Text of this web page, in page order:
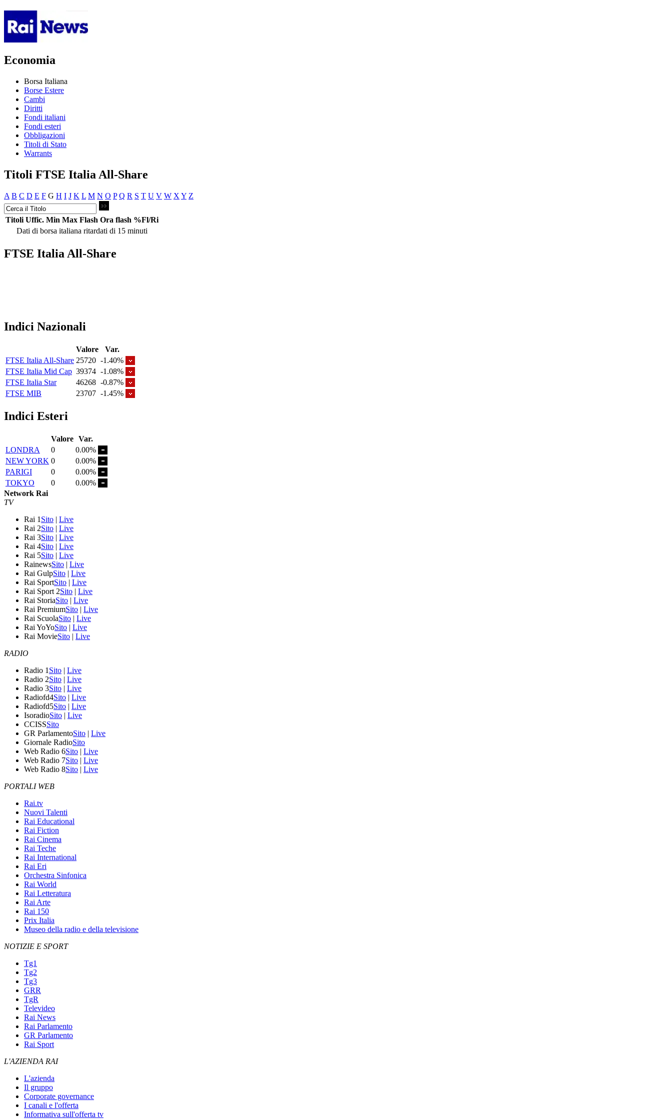
Economia
Borsa Italiana
Borse Estere
Cambi
Diritti
Fondi italiani
Fondi esteri
Obbligazioni
Titoli di Stato
Warrants
Titoli FTSE Italia All-Share
A B C D E F G H I J K L M N O P Q R S T U V W X Y Z
Titoli Uffic. Min Max Flash Ora flash %Fl/Ri
Dati di borsa italiana ritardati di 15 minuti
FTSE Italia All-Share
Indici Nazionali
Valore
Var.
FTSE Italia All-Share 25720 -1.40%
FTSE Italia Mid Cap 39374 -1.08%
FTSE Italia Star
46268 -0.87%
FTSE MIB
23707 -1.45%
Indici Esteri
Valore Var.
LONDRA
0
0.00%
NEW YORK 0
0.00%
PARIGI
0
0.00%
TOKYO
0
0.00%
Network Rai
TV
Rai 1 Sito | Live
Rai 2Sito | Live
Rai 3Sito | Live
Rai 4Sito | Live
Rai 5Sito | Live
RainewsSito | Live
Rai GulpSito | Live
Rai SportSito | Live
Rai Sport 2Sito | Live
Rai StoriaSito | Live
Rai PremiumSito | Live
Rai ScuolaSito | Live
Rai YoYoSito | Live
Rai MovieSito | Live
RADIO
Radio 1 Sito | Live
Radio 2Sito | Live
Radio 3Sito | Live
Radiofd4Sito | Live
Radiofd5Sito | Live
IsoradioSito | Live
CCISSSito
GR ParlamentoSito | Live
Giornale RadioSito
Web Radio 6Sito | Live
Web Radio 7Sito | Live
Web Radio 8Sito | Live
PORTALI WEB
Rai.tv
Nuovi Talenti
Rai Educational
Rai Fiction
Rai Cinema
Rai Teche
Rai International
Rai Eri
Orchestra Sinfonica
Rai World
Rai Letteratura
Rai Arte
Rai 150
Prix Italia
Museo della radio e della televisione
NOTIZIE E SPORT
Tg1
Tg2
Tg3
GRR
TgR
Televideo
Rai News
Rai Parlamento
GR Parlamento
Rai Sport
L'AZIENDA RAI
L'azienda
Il gruppo
Corporate governance
I canali e l'offerta
Informativa sull'offerta tv